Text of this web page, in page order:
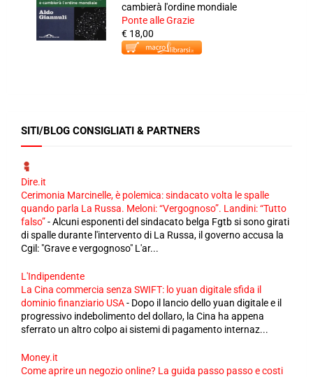
cambierà l'ordine mondiale
Ponte alle Grazie
€ 18,00
SITI/BLOG CONSIGLIATI & PARTNERS
Dire.it
Cerimonia Marcinelle, è polemica: sindacato volta le spalle
quando parla La Russa. Meloni: “Vergognoso”. Landini: “Tutto
falso”-Alcuni esponenti del sindacato belga Fgtb si sono girati
di spalle durante l'intervento di La Russa, il governo accusa la
Cgil: "Grave e vergognoso" L'ar...
L'Indipendente
La Cina commercia senza SWIFT: lo yuan digitale sfida il
dominio finanziario USA- Dopo il lancio dello yuan digitale e il
progressivo indebolimento del dollaro, la Cina ha appena
sferrato un altro colpo ai sistemi di pagamento internaz...
Money.it
Come aprire un negozio online? La guida passo passo e costi